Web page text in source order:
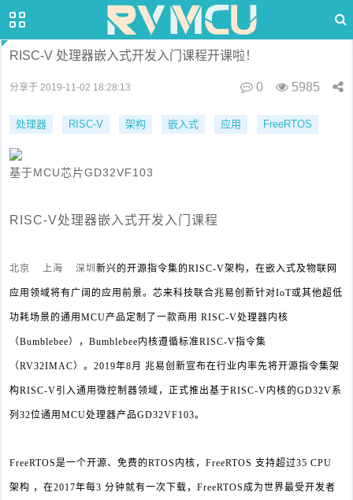
RISC-V 处理器嵌入式开发入门课程开课啦！
分享于 2019-11-02 18:28:13 0 5985
处理器 RISC-V 架构 嵌入式 应用 FreeRTOS
基于MCU芯片GD32VF103
RISC-V处理器嵌入式开发入门课程
北京 上海 深圳 新兴的开源指令集的RISC-V架构，在嵌入式及物联网
应用领域将有广阔的应用前景。 芯来科技联合兆易创新针对IoT或其他超低
功耗场景的通用MCU产品定制了一款商用 RISC-V处理器内核
（Bumblebee），Bumblebee内核遵循标准RISC-V指令集
（RV32IMAC）。 2019年8月 兆易创新宣布在行业内率先将开源指令集架
构RISC-V引入通用微控制器领域，正式推出基于RISC-V内核的GD32V系
列32位通用MCU处理器产品GD32VF103。
FreeRTOS是一个开源、免费的RTOS内核，FreeRTOS 支持超过35 CPU
架构 ，在2017年每3 分钟就有一次下载，FreeRTOS成为世界最受开发者